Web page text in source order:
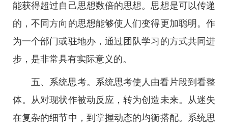
能获得超过自己思想数倍的思想。思想是可以传递
的，不同方向的思想能够使人们变得更加聪明。作
为一个部门或驻地办，通过团队学习的方式共同进
步，是非常具有实际意义的。
五、系统思考。系统思考使人由看片段到看整
体。从对现状作被动反应，转为创造未来。从迷失
在复杂的细节中，到掌握动态的均衡搭配。系统思